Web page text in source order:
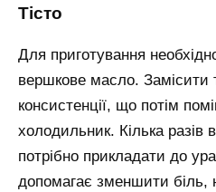
Тісто
Для приготування
вершкове масло. Замісити
консистенції, що потім
холодильник. Кілька разів
потрібно прикладати до
допомагає зменшити біль,